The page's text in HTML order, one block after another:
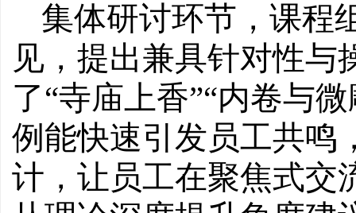
集体研讨环节，课程
见，提出兼具针对性与
了“寺庙上香”“内卷与
例能快速引发员工共鸣
计，让员工在聚焦式交